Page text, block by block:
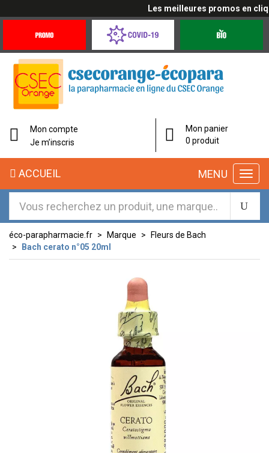
Les meilleures promos en
Offres
Coronavirus
Mon compte
Je m’inscris
Mon panier
0 produit
MENU
ACCUEIL
éco-parapharmacie.fr Marque
Fleurs de Bach
Bach cerato n°05 20ml